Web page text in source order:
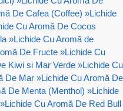
De Cafea (Coffee) »Lichide
Cu Aromă De Cocos
»Lichide Cu Aromă de
De Fructe »Lichide Cu
Kiwi si Mar Verde »Lichide Cu
De Mar »Lichide Cu Aromă De
De Menta (Menthol) »Lichide
»Lichide Cu Aromă De Red Bull